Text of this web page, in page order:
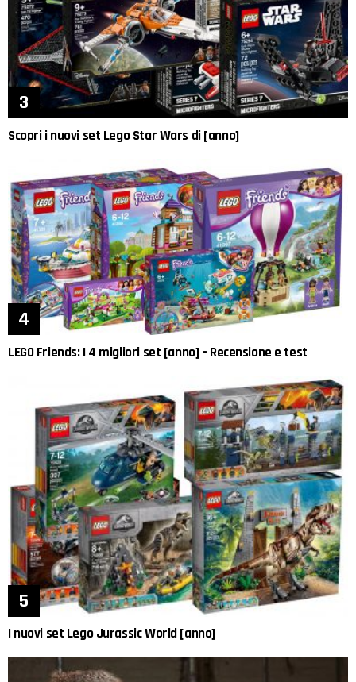
Scopri i nuovi set Lego Star Wars di [anno]
LEGO Friends: I 4 migliori set [anno] – Recensione e test
I nuovi set Lego Jurassic World [anno]